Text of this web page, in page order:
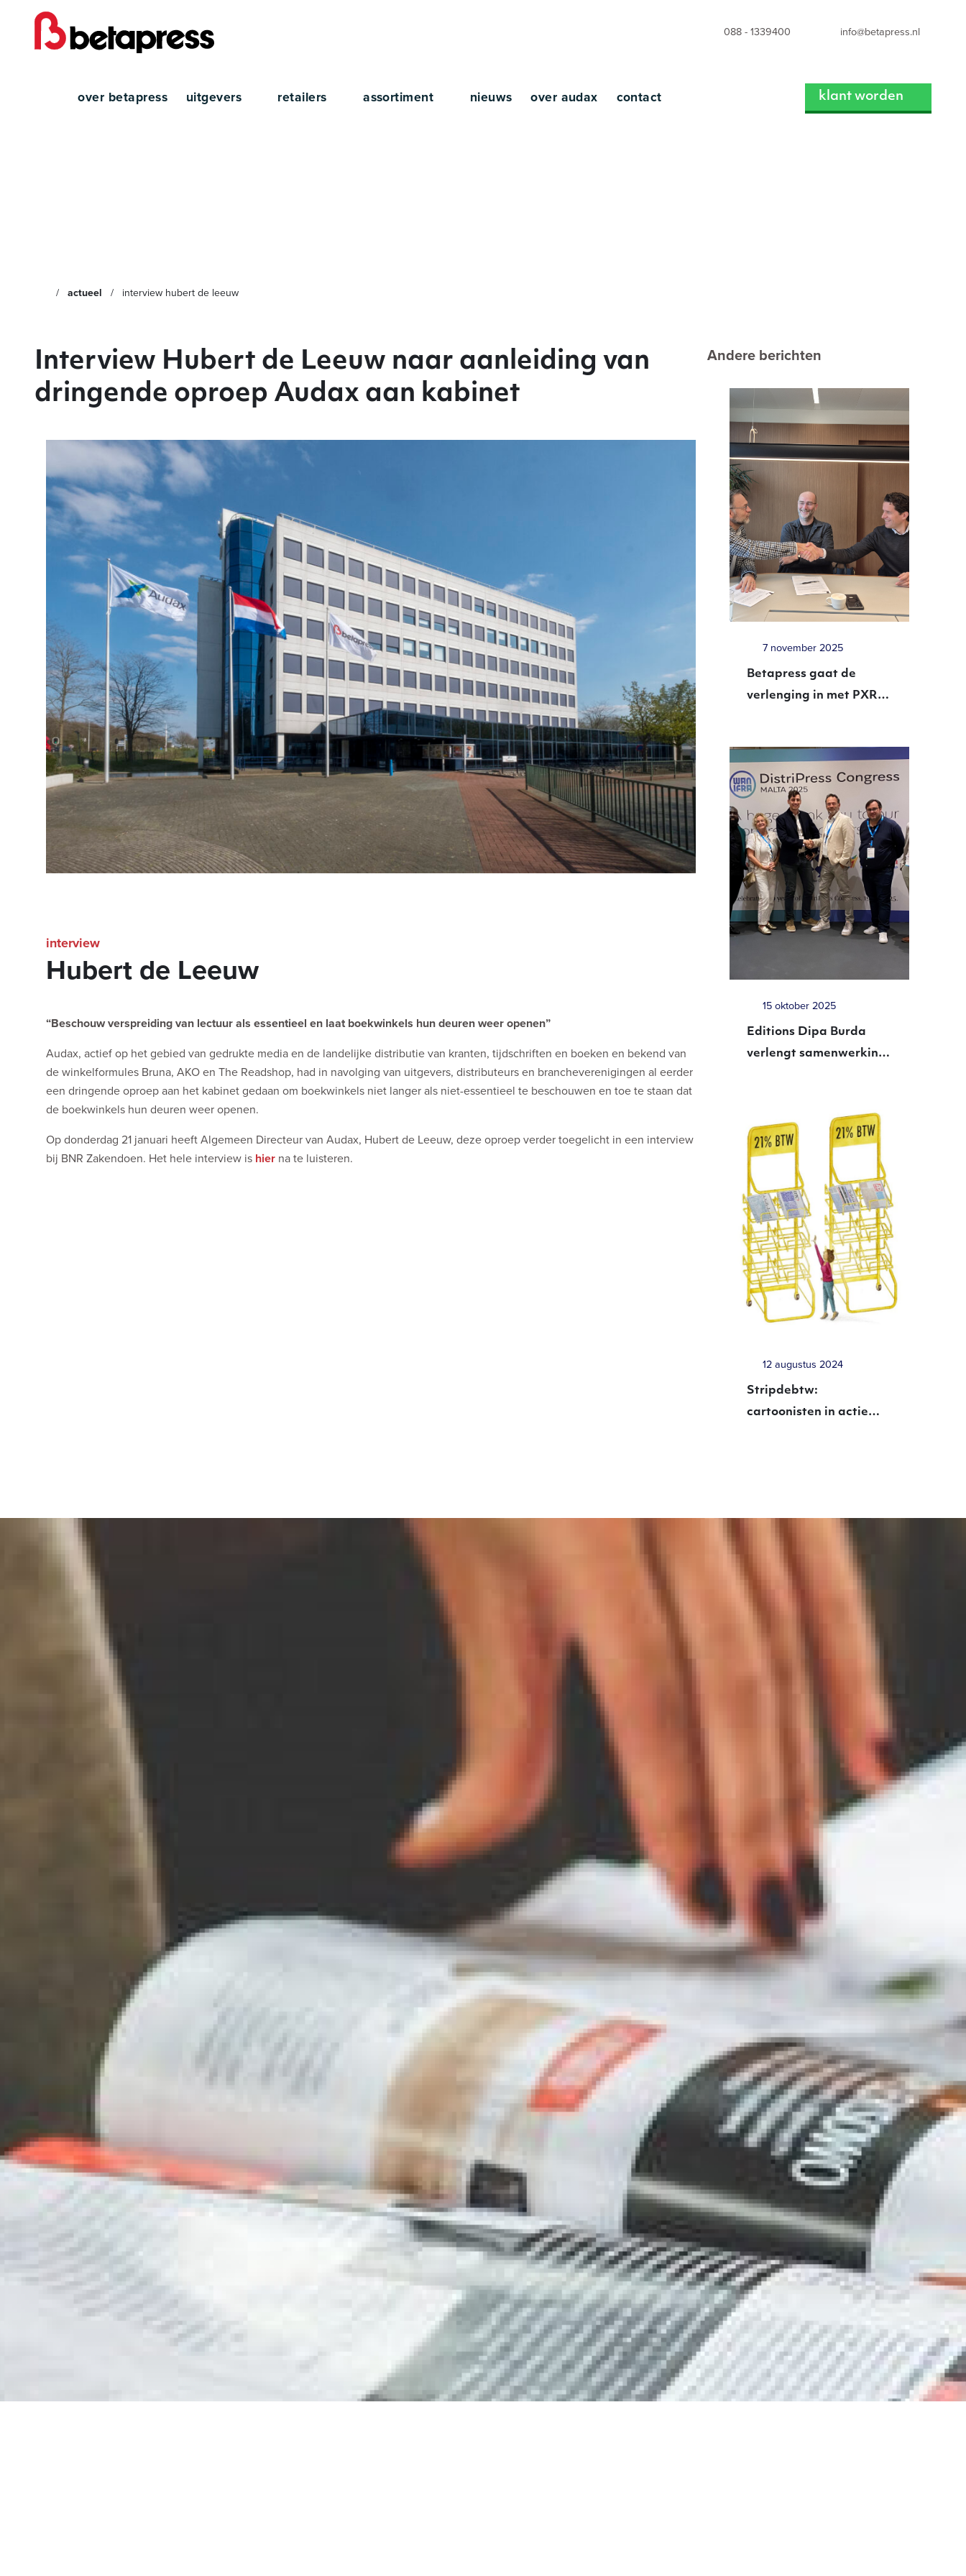
088 - 1339400 info@betapress.nl
over betapress uitgevers retailers assortiment nieuws over audax contact klant worden
actueel interview hubert de leeuw
Interview Hubert de Leeuw naar aanleiding van
dringende oproep Audax aan kabinet
Hubert de Leeuw
interview
“Beschouw verspreiding van lectuur als essentieel en laat boekwinkels hun deuren weer openen”
Audax, actief op het gebied van gedrukte media en de landelijke distributie van kranten, tijdschriften en boeken en bekend van
de winkelformules Bruna, AKO en The Readshop, had in navolging van uitgevers, distributeurs en brancheverenigingen al eerder
een dringende oproep aan het kabinet gedaan om boekwinkels niet langer als niet-essentieel te beschouwen en toe te staan dat
de boekwinkels hun deuren weer openen.
Op donderdag 21 januari heeft Algemeen Directeur van Audax, Hubert de Leeuw, deze oproep verder toegelicht in een interview
bij BNR Zakendoen. Het hele interview is hier na te luisteren.
Andere berichten
7 november 2025
Betapress gaat de
verlenging in met PXR
15 oktober 2025
Editions Dipa Burda
verlengt samenwerking
12 augustus 2024
Stripdebtw:
cartoonisten in actie